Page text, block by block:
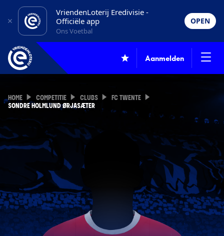
VriendenLoterij Eredivisie -
Officiële app
Ons Voetbal
OPEN
Aanmelden
HOME COMPETITIE CLUBS
FC TWENTE
SONDRE HOLMLUND ØRJASÆTER